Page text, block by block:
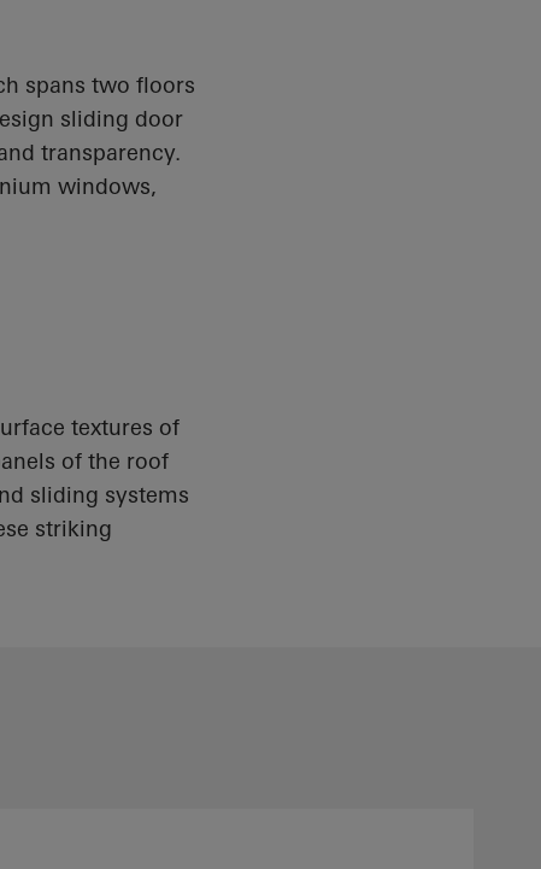
spans two floors
sliding door
transparency.
windows,
textures of
of the roof
sliding systems
striking